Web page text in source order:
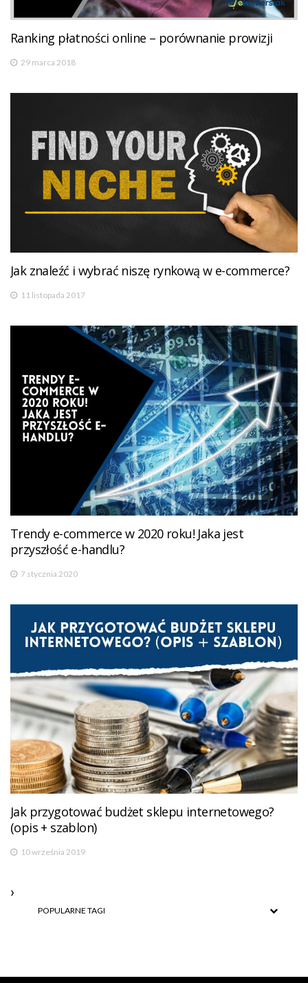
Ranking płatności online – porównanie prowizji
29 marca 2018
Jak znaleźć i wybrać niszę rynkową w e-commerce?
11 listopada 2017
Trendy e-commerce w 2020 roku! Jaka jest
przyszłość e-handlu?
7 stycznia 2020
Jak przygotować budżet sklepu internetowego?
(opis + szablon)
10 września 2019
POPULARNE TAGI